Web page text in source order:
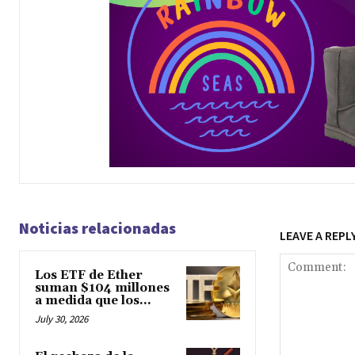
Noticias relacionadas
Los ETF de Ether
suman $104 millones
a medida que los...
July 30, 2026
LEAVE A